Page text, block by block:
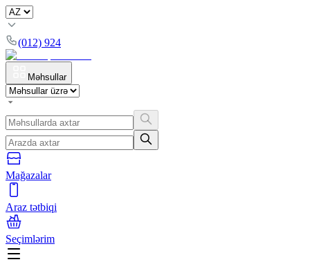
(012) 924
Məhsullar
Mağazalar
Araz tətbiqi
Seçimlərim